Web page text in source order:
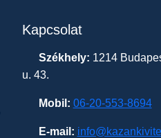
Kapcsolat
Székhely: 1214
u. 43.
Mobil: 06-20-553-8694
E-mail: